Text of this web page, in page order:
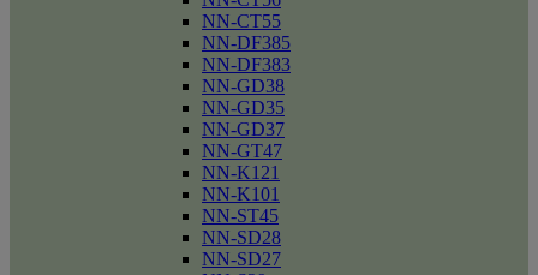
NN-CT55
NN-DF385
NN-DF383
NN-GD38
NN-GD35
NN-GD37
NN-GT47
NN-K121
NN-K101
NN-ST45
NN-SD28
NN-SD27